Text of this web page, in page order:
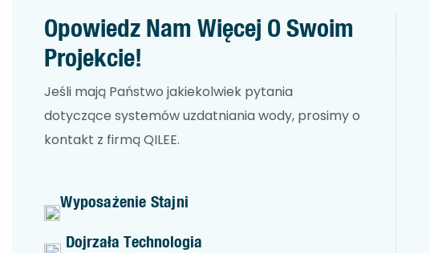
Opowiedz Nam Więcej O Swoim
Projekcie!
Jeśli mają Państwo jakiekolwiek pytania
dotyczące systemów uzdatniania wody, prosimy o
kontakt z firmą QILEE.
Wyposażenie Stajni
Dojrzała Technologia